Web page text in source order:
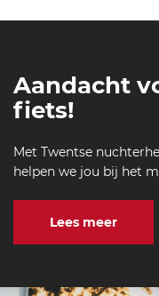
Aandacht
fiets!
Met Twentse
helpen we jou bij het
Lees meer